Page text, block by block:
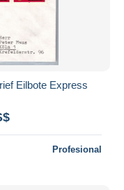
Eilbote Express
Profesional